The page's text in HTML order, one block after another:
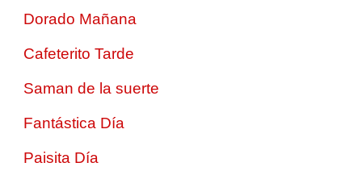
Dorado Mañana
Cafeterito Tarde
Saman de la suerte
Fantástica Día
Paisita Día